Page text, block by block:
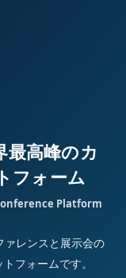
高峰のカ
フォーム
Platform
レンスと展示会の
フォームです。